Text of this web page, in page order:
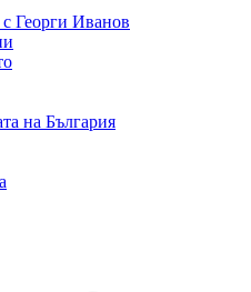
Георги Иванов
на България